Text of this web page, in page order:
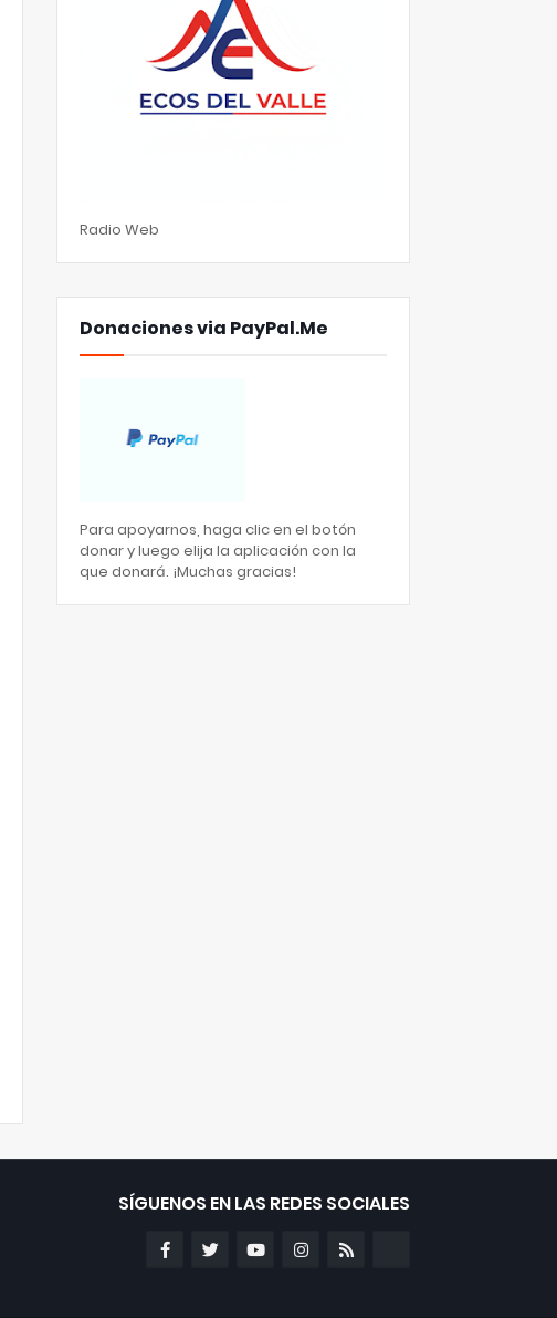
Radio Web
Donaciones via PayPal.Me
Para apoyarnos, haga clic en el botón
donar y luego elija la aplicación con la
que donará. ¡Muchas gracias!
SÍGUENOS EN LAS REDES SOCIALES